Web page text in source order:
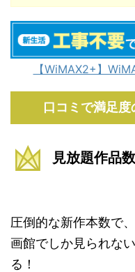
【WiMAX2+】
口コミで満足
見放題作品
圧倒的な新作本数で
画館でしか見られな
る！